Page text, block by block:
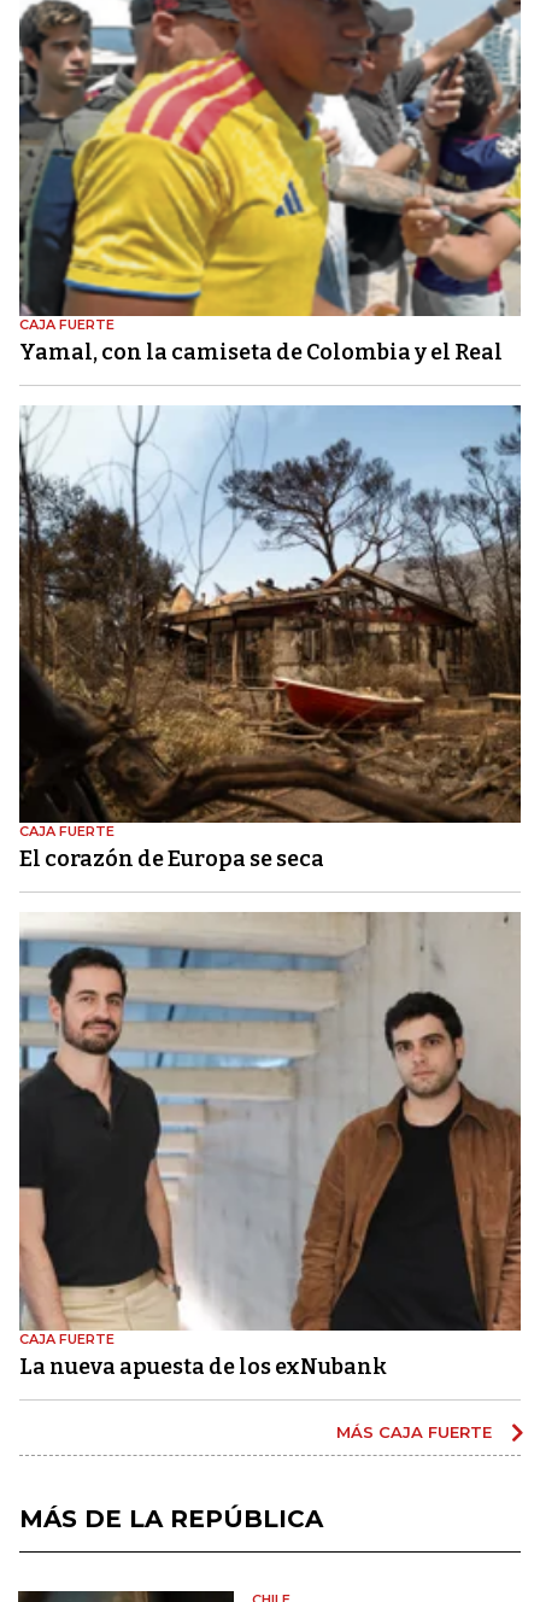
CAJA FUERTE
Yamal, con la camiseta de Colombia y el Real
CAJA FUERTE
El corazón de Europa se seca
CAJA FUERTE
La nueva apuesta de los exNubank
MÁS CAJA FUERTE
MÁS DE LA REPÚBLICA